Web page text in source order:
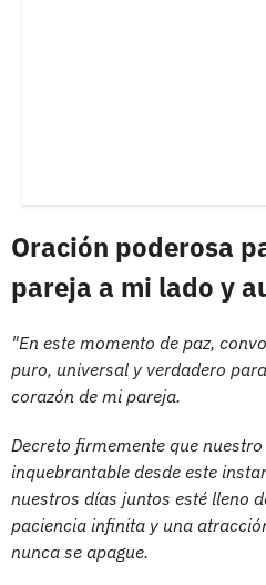
Oración poderosa
pareja a mi lado y
"En este momento de paz,
puro, universal y verdadero
corazón de mi pareja.
Decreto firmemente que
inquebrantable desde este
nuestros días juntos esté lleno
paciencia infinita y una
nunca se apague.